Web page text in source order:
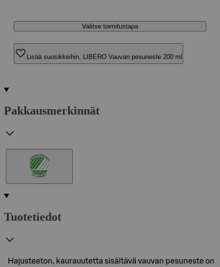
Valitse toimitustapa
Lisää suosikkeihin, LIBERO Vauvan pesuneste 200 ml
Pakkausmerkinnät
Tuotetiedot
Hajusteeton, kaurauutetta sisältävä vauvan pesuneste on